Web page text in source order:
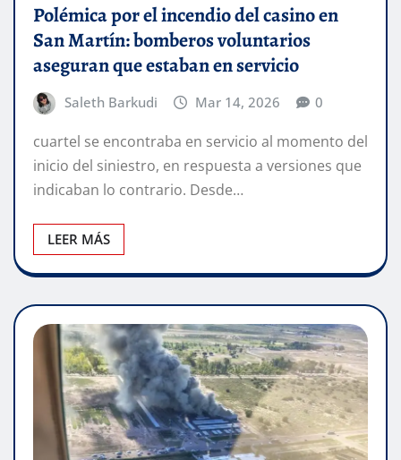
Polémica por el incendio del casino en
San Martín: bomberos voluntarios
aseguran que estaban en servicio
Saleth Barkudi Mar 14, 2026 0
cuartel se encontraba en servicio al momento del
inicio del siniestro, en respuesta a versiones que
indicaban lo contrario. Desde…
LEER MÁS